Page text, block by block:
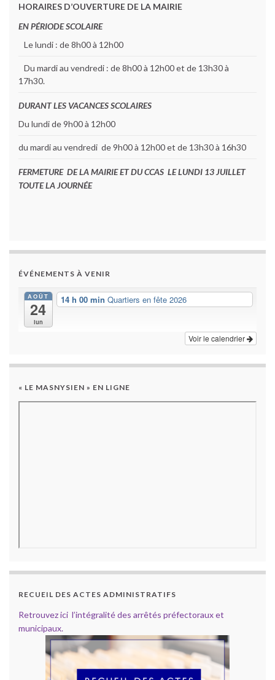
HORAIRES D’OUVERTURE DE LA MAIRIE
EN PÉRIODE SCOLAIRE
Le lundi : de 8h00 à 12h00
Du mardi au vendredi : de 8h00 à 12h00 et de 13h30 à
17h30.
DURANT LES VACANCES SCOLAIRES
Du lundi de 9h00 à 12h00
du mardi au vendredi de 9h00 à 12h00 et de 13h30 à 16h30
FERMETURE DE LA MAIRIE ET DU CCAS LE LUNDI 13 JUILLET
TOUTE LA JOURNÉE
ÉVÉNEMENTS À VENIR
AOÛT
24
lun
14 h 00 min Quartiers en fête 2026
Voir le calendrier
« LE MASNYSIEN » EN LIGNE
RECUEIL DES ACTES ADMINISTRATIFS
Retrouvez ici l’intégralité des arrêtés préfectoraux et
municipaux.